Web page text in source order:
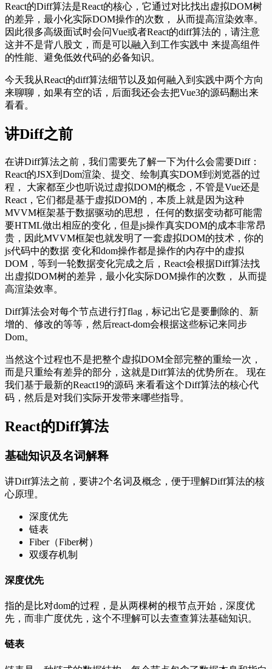
React的Diff算法是React的核心，它通过对比找出虚拟DOM树
的差异，最小化实际DOM操作的次数， 从而提高渲染效率。
因此很多高级面试时会问Vue或者React的diff算法的，请注意
这并不是背八股文，而是可以融入到工作实践中 来提高组件
的性能、避免低效代码的必备知识。
今天我从React的diff算法细节以及如何融入到实践中两个方向
来聊聊，如果有空的话，后面我还会去把Vue3的源码翻出来
看看。
讲Diff之前
在讲Diff算法之前，我们需要先了解一下为什么会需要Diff：
React的JSX到Dom渲染、提交、绘制真实DOM到浏览器的过
程， 大家都至少也听说过虚拟DOM的概念，不管是Vue还是
React，它们都是基于虚拟DOM的，本质上就是因为这种
MVVM框架基于数据驱动的思想， 任何的数据变动都可能需
要HTML做出相应的变化，但是js操作真实DOM的成本非常昂
贵，因此MVVM框架也就发明了一套虚拟DOM的技术，你的
js代码中的数据 变化和dom操作都是操作的内存中的虚拟
DOM，等到一轮数据变化完成之后，React会根据Diff算法找
出虚拟DOM树的差异，最小化实际DOM操作的次数， 从而提
高渲染效率。
Diff算法会对每个节点进行打flag，标记出它是要删除的、新
增的、修改的等等，然后react-dom会根据这些标记来同步
Dom。
当然这个过程也不是把整个虚拟DOM全部完整的重绘一次，
而是只重绘有差异的部分，这就是Diff算法的优势所在。 现在
我们基于最新的React19的源码 来看看这个Diff算法的核心代
码，然后是对我们实际开发带来哪些指导。
React的Diff算法
基础知识及名词解释
讲Diff算法之前，要讲2个名词及概念，便于理解Diff算法的核
心原理。
深度优先
链表
Fiber（Fiber树）
双缓存机制
深度优先
指的是比对dom的过程，是从两棵树的根节点开始，深度优
先，而非广度优先，这个不理解可以去查查算法基础知识。
链表